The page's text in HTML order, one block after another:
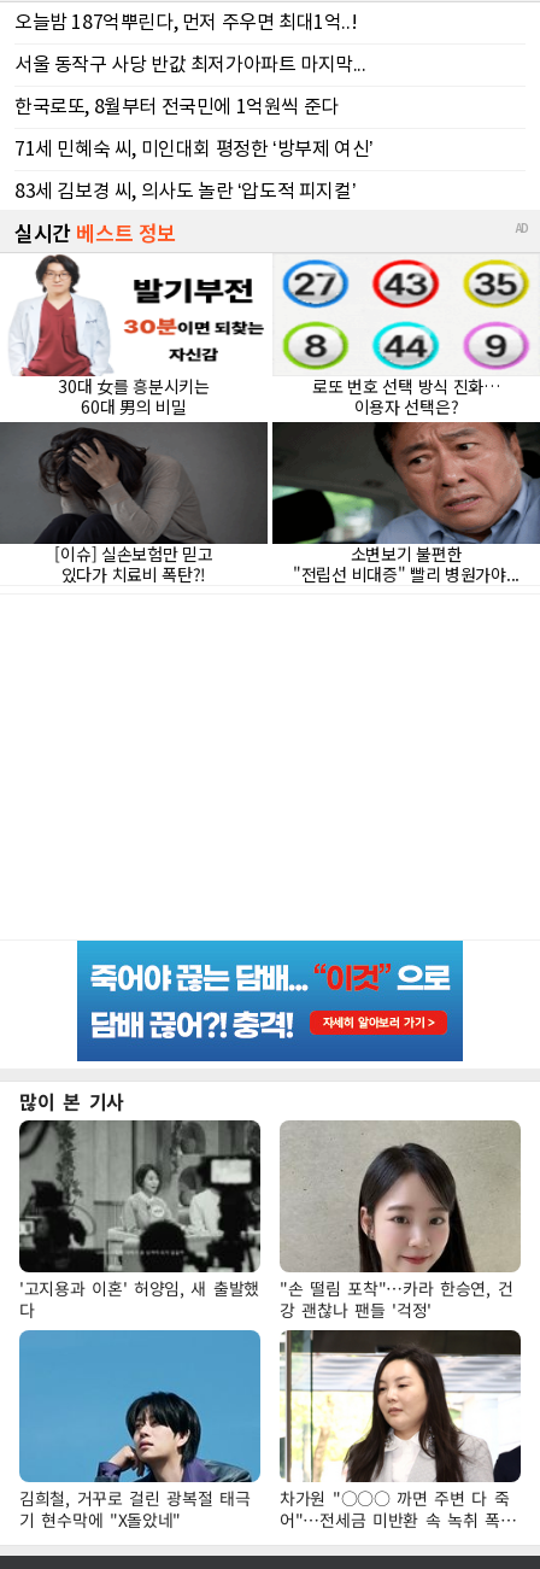
많이 본 기사
'고지용과 이혼' 허양임, 새 출발했
다
"손 떨림 포착"…카라 한승연, 건
강 괜찮나 팬들 '걱정'
김희철, 거꾸로 걸린 광복절 태극
기 현수막에 "X돌았네"
차가원 "○○○ 까면 주변 다 죽
어"…전세금 미반환 속 녹취 폭로
파장